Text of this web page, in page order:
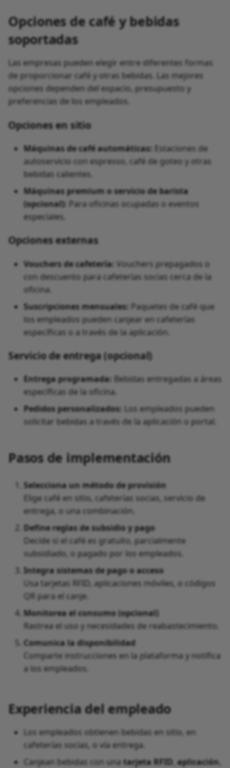
Opciones de café y bebidas
soportadas
Las empresas pueden elegir entre diferentes formas
de proporcionar café y otras bebidas. Las mejores
opciones dependen del espacio, presupuesto y
preferencias de los empleados.
Opciones en sitio
Máquinas de café automáticas:
Estaciones de
autoservicio con espresso, café de goteo y otras
bebidas calientes.
Máquinas premium o servicio de barista
(opcional): Para oficinas ocupadas o eventos
especiales.
Opciones externas
Vouchers de cafetería: Vouchers prepagados o
con descuento para cafeterías socias cerca de la
oficina.
Suscripciones mensuales: Paquetes de café que
los empleados pueden canjear en cafeterías
específicas o a través de la aplicación.
Servicio de entrega (opcional)
Entrega programada: Bebidas entregadas a áreas
específicas de la oficina.
Pedidos personalizados: Los empleados pueden
solicitar bebidas a través de la aplicación o portal.
Pasos de implementación
Selecciona un método de provisión
Elige café en sitio, cafeterías socias, servicio de
entrega, o una combinación.
Define reglas de subsidio y pago
Decide si el café es gratuito, parcialmente
subsidiado, o pagado por los empleados.
Integra sistemas de pago o acceso
Usa tarjetas RFID, aplicaciones móviles, o códigos
QR para el canje.
Monitorea el consumo (opcional)
Rastrea el uso y necesidades de reabastecimiento.
Comunica la disponibilidad
Comparte instrucciones en la plataforma y notifica
a los empleados.
Experiencia del empleado
Los empleados obtienen bebidas en sitio, en
cafeterías socias, o vía entrega.
Canjean bebidas con unatarjeta RFID aplicación